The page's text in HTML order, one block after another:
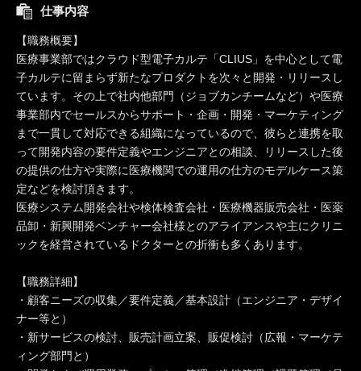
仕事内容
【職務概要】
医療事業部ではクラウド型電子カルテ「CLIUS」を中心として電
子カルテに留まらず新たなプロダクトを次々と開発・リリースし
ています。その上で社内他部門（ジョブカンチームなど）や医療
事業部内でセールスからサポート・企画・開発・マーケティング
まで一貫して対応できる組織になっているので、彼らと連携を取
って開発内容の要件定義やエンジニアとの相談、リリースした後
の提供の仕方や実際に医療機関での運用の仕方のモデルケース策
定などを検討頂きます。
医療システム開発会社や検体検査会社・医療機器販売会社・医薬
品卸・新興開発ベンチャー会社様とのアライアンスや主にクリニ
ックを経営されているドクターとの折衝も多くあります。
【職務詳細】
・顧客ニーズの収集／要件定義／基本設計（エンジニア・デザイ
ナー等と）
・新サービスの検討、販売計画立案、販促検討（広報・マーケテ
ィング部門と）